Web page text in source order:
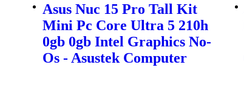
Asus Nuc 15 Pro Tall Kit
Mini Pc Core Ultra 5 210h
0gb 0gb Intel Graphics No-
Os - Asustek Computer